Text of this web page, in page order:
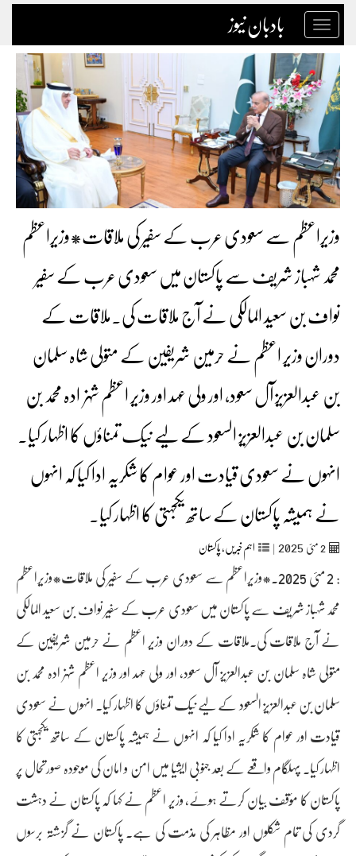
Toggle
navigationبادبان نیوز
وزیراعظم سے سعودی عرب کے سفیر کی ملاقات*وزیراعظم
محمد شہباز شریف سے پاکستان میں سعودی عرب کے سفیر
نواف بن سعید المالکی نے آج ملاقات کی۔ملاقات کے
دوران وزیر اعظم نے حرمین شریفین کے متولی شاہ سلمان
بن عبدالعزیز آل سعود، اور ولی عہد اور وزیر اعظم شہزادہ محمد بن
سلمان بن عبدالعزیز السعود کے لیے نیک تمناؤں کا اظہار کیا۔
انہوں نے سعودی قیادت اور عوام کا شکریہ ادا کیا کہ انہوں
نے ہمیشہ پاکستان کے ساتھ یکجہتی کا اظہار کیا۔
2مئی‬‮ | اہم خبریں,پاکستان
: 2 مئی 2025۔*وزیراعظم سے سعودی عرب کے سفیر کی ملاقات*وزیراعظم
محمد شہباز شریف سے پاکستان میں سعودی عرب کے سفیر نواف بن سعید المالکی
نے آج ملاقات کی۔ملاقات کے دوران وزیر اعظم نے حرمین شریفین کے
متولی شاہ سلمان بن عبدالعزیز آل سعود، اور ولی عہد اور وزیر اعظم شہزادہ محمد بن
سلمان بن عبدالعزیز السعود کے لیے نیک تمناؤں کا اظہار کیا۔ انہوں نے سعودی
قیادت اور عوام کا شکریہ ادا کیا کہ انہوں نے ہمیشہ پاکستان کے ساتھ یکجہتی کا
اظہار کیا۔ پہلگام واقعے کے بعد جنوبی ایشیا میں امن و امان کی موجودہ صورتحال پر
پاکستان کا مؤقف بیان کرتے ہوئے، وزیر اعظم نے کہا کہ پاکستان نے دہشت
گردی کی تمام شکلوں اور مظاہر کی مذمت کی ہے۔ پاکستان نے گزشتہ برسوں